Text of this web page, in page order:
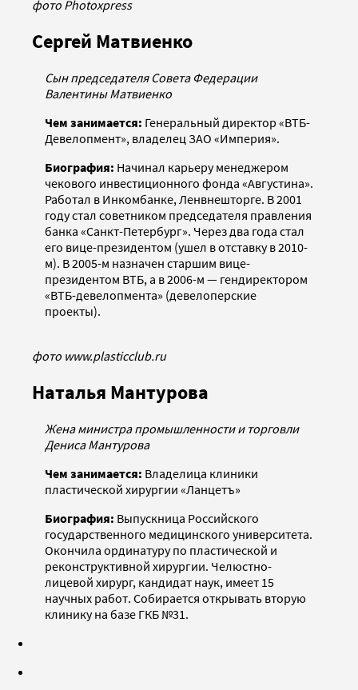
фото Photoxpress
Сергей Матвиенко
Сын председателя Совета Федерации
Валентины Матвиенко
Чем занимается: Генеральный директор «ВТБ-
Девелопмент», владелец ЗАО «Империя».
Биография: Начинал карьеру менеджером
чекового инвестиционного фонда «Августина».
Работал в Инкомбанке, Ленвнешторге. В 2001
году стал советником председателя правления
банка «Санкт-Петербург». Через два года стал
его вице-президентом (ушел в отставку в 2010-
м). В 2005-м назначен старшим вице-
президентом ВТБ, а в 2006-м — гендиректором
«ВТБ-девелопмента» (девелоперские
проекты).
фото www.plasticclub.ru
Наталья Мантурова
Жена министра промышленности и торговли
Дениса Мантурова
Чем занимается: Владелица клиники
пластической хирургии «Ланцетъ»
Биография: Выпускница Российского
государственного медицинского университета.
Окончила ординатуру по пластической и
реконструктивной хирургии. Челюстно-
лицевой хирург, кандидат наук, имеет 15
научных работ. Собирается открывать вторую
клинику на базе ГКБ №31.